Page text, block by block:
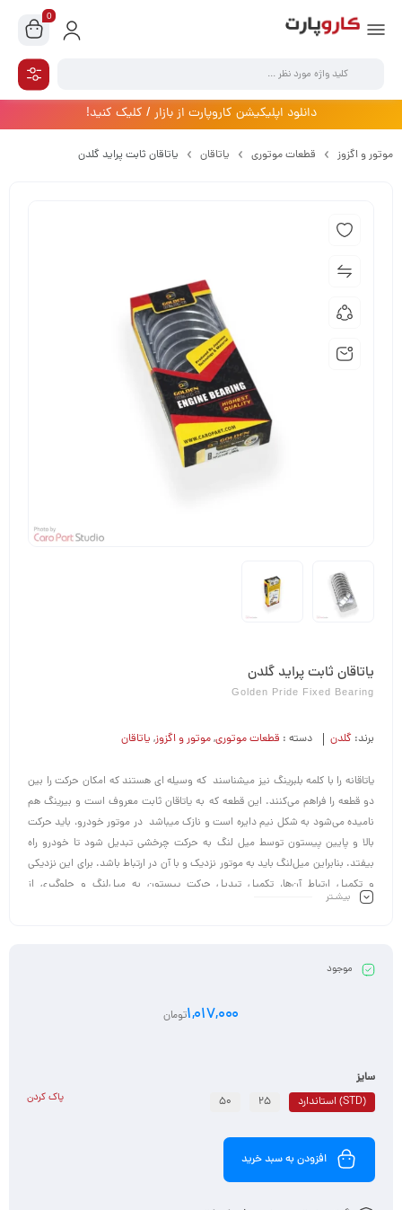
0
دانلود اپلیکیشن کاروپارت از بازار / کلیک کنید!
موتور و اگزوز قطعات موتوری یاتاقان یاتاقان ثابت پراید گلدن
یاتاقان ثابت پراید گلدن
Golden Pride Fixed Bearing
برند: گلدن دسته : قطعات موتوری,موتور و اگزوز, یاتاقان
یاتاقانه را با کلمه بلبرینگ نیز میشناسند که وسیله‌ ای هستند که امکان حرکت را بین
دو قطعه را فراهم می‌کنند. این قطعه که به یاتاقان ثابت معروف است و بیرینگ هم
نامیده می‌شود به شکل نیم‌ دایره است و نازک میباشد در موتور خودرو، باید حرکت
بالا و پایین پیستون توسط میل‌ لنگ به حرکت چرخشی تبدیل شود تا خودرو راه
بیفتد. بنابراین میل‌لنگ باید به موتور نزدیک و با آن در ارتباط باشد. برای این نزدیکی
و تکمیل ارتباط آن‌ها، تکمیل تبدیل حرکت پیستون به میل‌لنگ و جلوگیری از
آسیب‌های ناشی از این نزدیکی، از یاتاقان استفاده می‌شود.
بیشـتر
موجود
1,017,000تومان
سایز
(STD) استاندارد
25
50 پاک کردن
افزودن به سبد خرید